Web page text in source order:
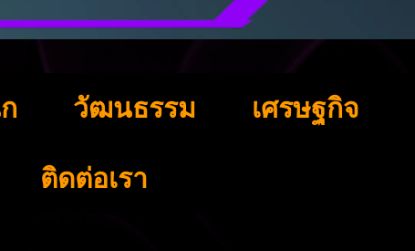
วัฒนธรรม เศรษฐกิจ
ติดต่อเรา